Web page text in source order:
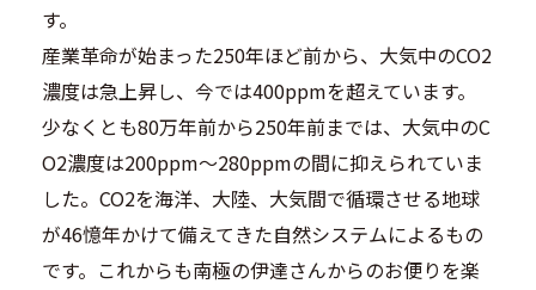
す。
産業革命が始まった250年ほど前から、大気中のCO2
濃度は急上昇し、今では400ppmを超えています。
少なくとも80万年前から250年前までは、大気中のC
O2濃度は200ppm～280ppmの間に抑えられていま
した。CO2を海洋、大陸、大気間で循環させる地球
が46憶年かけて備えてきた自然システムによるもの
です。これからも南極の伊達さんからのお便りを楽